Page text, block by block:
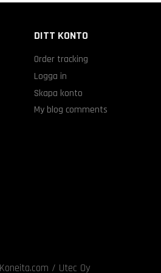
DITT KONTO
Order tracking
Logga in
Skapa konto
My blog comments
/ Utec Oy